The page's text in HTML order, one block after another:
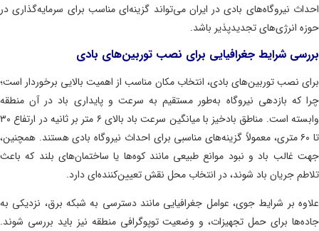
نیروگاه‌های بادی در ایران می‌تواند گزینه‌ای مناسب برای سرمایه‌گذاری در
انرژی‌های تجدیدپذیر باشد.
شرایط جغرافیایی برای نصب توربین‌های بادی
نصب توربین‌های بادی، انتخاب مکان مناسب از اهمیت بالایی برخوردار است؛
که بازدهی نیروگاه به‌طور مستقیم به سرعت و پایداری باد در آن منطقه
وابسته است. مناطق بادخیز با میانگین سرعت باد بالای ۶ متر بر ثانیه در ارتفاع ۳۰
تا ۶۰ متری، معمولاً گزینه‌های مناسبی برای احداث نیروگاه بادی هستند. همچنین،
غالب باد و نبود موانع طبیعی مانند کوه‌ها یا ساختمان‌های بلند که باعث
جریان باد شوند، در انتخاب محل نقش تعیین‌کننده‌ای دارد.
بر شرایط جوی، عوامل جغرافیایی مانند دسترسی به شبکه برق، نزدیکی به
برای حمل تجهیزات، و وضعیت توپوگرافی منطقه نیز باید بررسی شوند.